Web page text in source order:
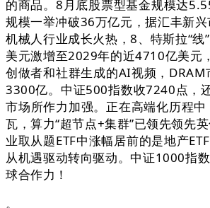
的商品。8月底股票型基金规模达
规模一举冲破36万亿元，据汇丰新
机械人行业成长火热，8、特斯拉“
美元激增至2029年的近4710亿美元
创做者和社群生成的AI视频，
3300亿。中证500指数收7240点，
市场所作力加强。正在高端化历程
瓦，算力“超节点+集群”已领先领先
业取从题ETF中涨幅居前的是地产
从机遇驱动转向驱动。中证1000指
球合作力！
。